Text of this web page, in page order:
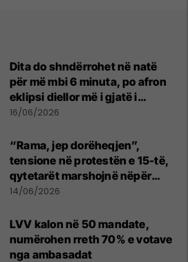
Dita do shndërrohet në natë
për më mbi 6 minuta, po afron
eklipsi diellor më i gjatë i
shekullit të 21-të
16/06/2026
“Rama, jep dorëheqjen”,
tensione në protestën e 15-të,
qytetarët marshojnë nëpër
kryeqytet
14/06/2026
LVV kalon në 50 mandate,
numërohen rreth 70% e votave
nga ambasadat